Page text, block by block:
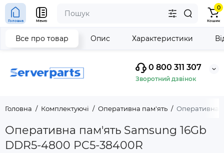
0 800 311 307
Зворотний дзвінок
Головна Меню
0
Кошик
Головна Комплектуючі Оперативна пам'ять Оперативна
Оперативна пам'ять Samsung 16Gb
DDR5-4800 PC5-38400R
Все про товар Опис Характеристики